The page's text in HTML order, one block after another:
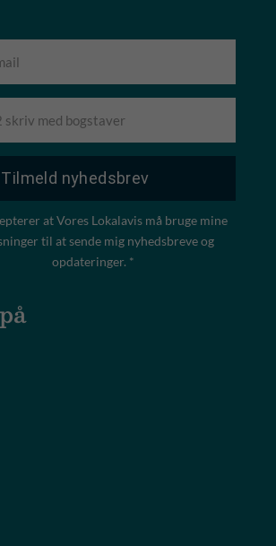
at Vores Lokalavis må bruge mine
til at sende mig nyhedsbreve og
opdateringer. *